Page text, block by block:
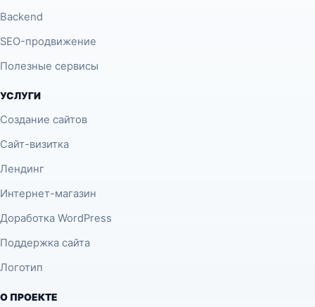
Backend
SEO-продвижение
Полезные сервисы
УСЛУГИ
Создание сайтов
Сайт-визитка
Лендинг
Интернет-магазин
Доработка WordPress
Поддержка сайта
Логотип
О ПРОЕКТЕ